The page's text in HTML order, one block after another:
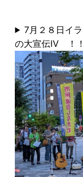
7月２８日イ
の大宣伝Ⅳ ！！